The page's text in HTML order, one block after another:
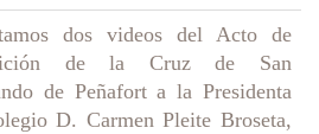
dos videos del Acto de
de la Cruz de San
de Peñafort a la Presidenta
D. Carmen Pleite Broseta,